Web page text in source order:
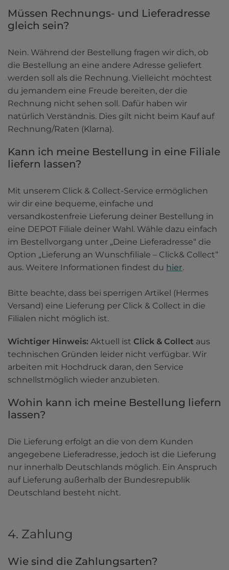
Müssen Rechnungs- und Lieferadresse
gleich sein?
Nein. Während der Bestellung fragen wir dich, ob
die Bestellung an eine andere Adresse geliefert
werden soll als die Rechnung. Vielleicht möchtest
du jemandem eine Freude bereiten, der die
Rechnung nicht sehen soll. Dafür haben wir
natürlich Verständnis. Dies gilt nicht beim Kauf auf
Rechnung/Raten (Klarna).
Kann ich meine Bestellung in eine Filiale
liefern lassen?
Mit unserem Click & Collect-Service ermöglichen
wir dir eine bequeme, einfache und
versandkostenfreie Lieferung deiner Bestellung in
eine DEPOT Filiale deiner Wahl. Wähle dazu einfach
im Bestellvorgang unter „Deine Lieferadresse“ die
Option „Lieferung an Wunschfiliale – Click& Collect“
aus. Weitere Informationen findest du hier.
Bitte beachte, dass bei sperrigen Artikel (Hermes
Versand) eine Lieferung per Click & Collect in die
Filialen nicht möglich ist.
Wichtiger Hinweis: Aktuell ist Click & Collect aus
technischen Gründen leider nicht verfügbar. Wir
arbeiten mit Hochdruck daran, den Service
schnellstmöglich wieder anzubieten.
Wohin kann ich meine Bestellung liefern
lassen?
Die Lieferung erfolgt an die von dem Kunden
angegebene Lieferadresse, jedoch ist die Lieferung
nur innerhalb Deutschlands möglich. Ein Anspruch
auf Lieferung außerhalb der Bundesrepublik
Deutschland besteht nicht.
4. Zahlung
Wie sind die Zahlungsarten?